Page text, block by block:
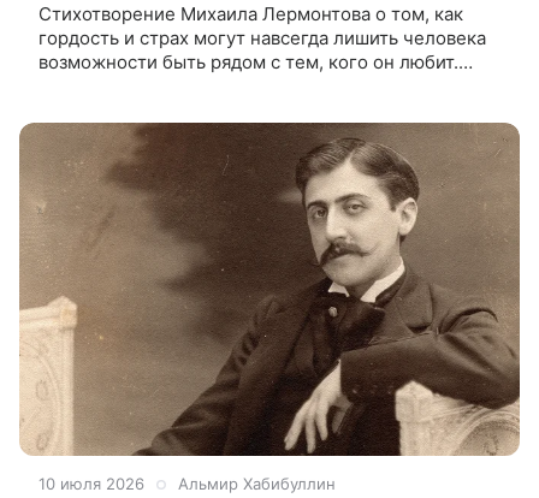
Стихотворение Михаила Лермонтова о том, как
гордость и страх могут навсегда лишить человека
возможности быть рядом с тем, кого он любит.
10 июля 2026 Альмир Хабибуллин